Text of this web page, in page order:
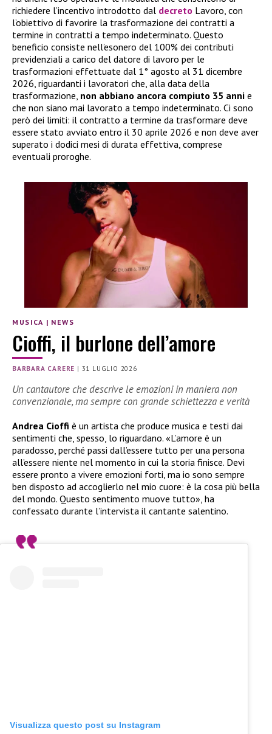
richiedere l’incentivo introdotto dal decreto Lavoro, con
l’obiettivo di favorire la trasformazione dei contratti a
termine in contratti a tempo indeterminato. Questo
beneficio consiste nell’esonero del 100% dei contributi
previdenziali a carico del datore di lavoro per le
trasformazioni effettuate dal 1° agosto al 31 dicembre
2026, riguardanti i lavoratori che, alla data della
trasformazione, non abbiano ancora compiuto 35 anni e
che non siano mai lavorato a tempo indeterminato. Ci sono
però dei limiti: il contratto a termine da trasformare deve
essere stato avviato entro il 30 aprile 2026 e non deve aver
superato i dodici mesi di durata effettiva, comprese
eventuali proroghe.
MUSICA | NEWS
Cioffi, il burlone dell’amore
BARBARA CARERE | 31 LUGLIO 2026
Un cantautore che descrive le emozioni in maniera non
convenzionale, ma sempre con grande schiettezza e verità
Andrea Cioffi è un artista che produce musica e testi dai
sentimenti che, spesso, lo riguardano. «L’amore è un
paradosso, perché passi dall’essere tutto per una persona
all’essere niente nel momento in cui la storia finisce. Devi
essere pronto a vivere emozioni forti, ma io sono sempre
ben disposto ad accoglierlo nel mio cuore: è la cosa più bella
del mondo. Questo sentimento muove tutto», ha
confessato durante l’intervista il cantante salentino.
Visualizza questo post su Instagram